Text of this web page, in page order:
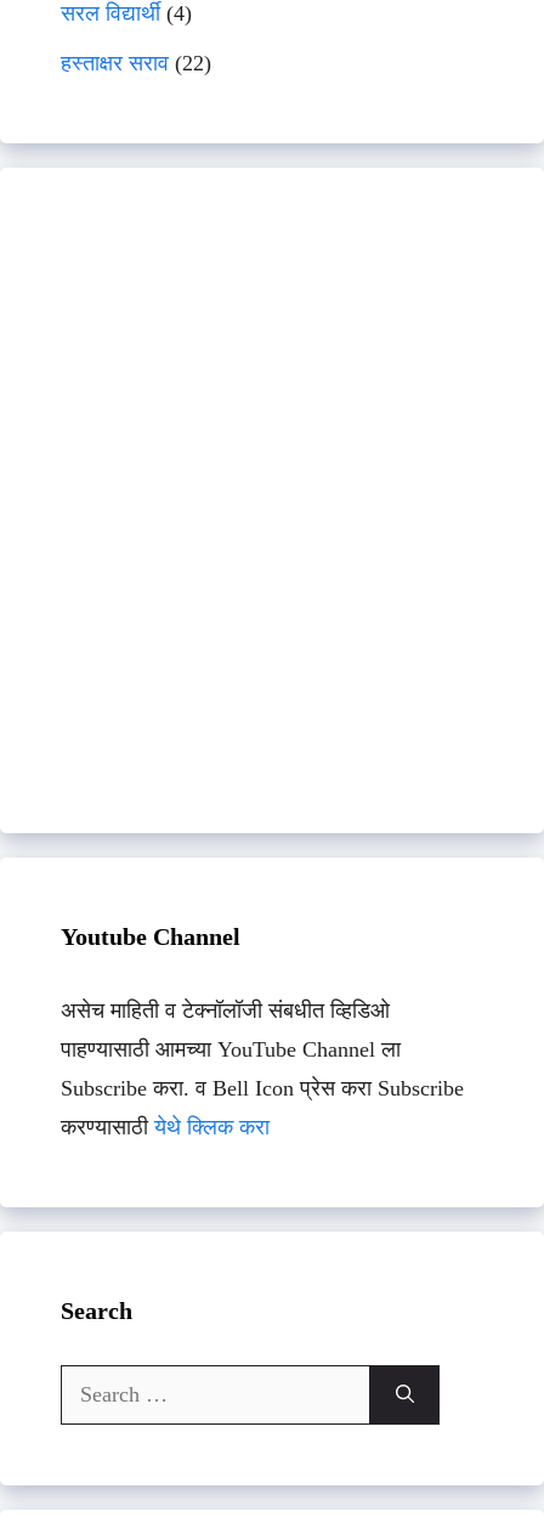
सरल विद्यार्थी(4)
हस्ताक्षर सराव (22)
Youtube Channel
असेच माहिती व टेक्नॉलॉजी संबधीत व्हिडिओ
पाहण्यासाठी आमच्या YouTube Channel ला
Subscribe करा. व Bell Icon प्रेस करा Subscribe
करण्यासाठीयेथे क्लिक करा
Search
Search
for: